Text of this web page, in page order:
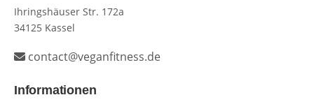
Ihringshäuser Str. 172a
34125 Kassel
contact@veganfitness.de
Informationen